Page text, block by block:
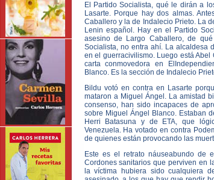
El Partido Socialista, qué le dirán a
Lasarte. Porque hay dos almas.
Caballero y la de Indalecio Prieto. La
Lenin español. Hay en el Partido
asesino de Largo Caballero, de
Socialista, no entra ahí. La alcaldesa
en el guerracivilismo. Luego está
carta conmovedora en
Blanco. Es la sección de Indalecio
Bildu votó en contra en Lasarte
mataron a Miguel Ángel. La amistad
consenso, han sido incapaces de
sobre Miguel Ángel Blanco. Estaban
Herri Batasuna y de ETA, que
Venezuela. Ha votado en contra
de quienes están provocando las
Este es el retrato náuseabundo de
Cordones sanitarios que perviven en
la víctima hubiera sido cualquiera